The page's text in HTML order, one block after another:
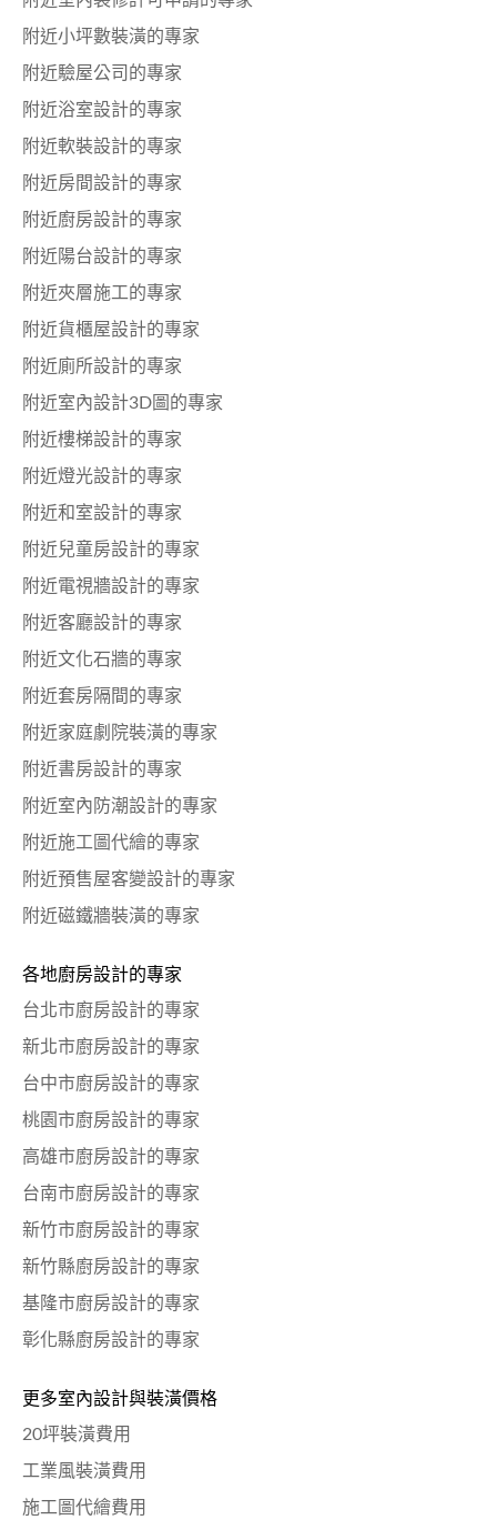
附近小坪數裝潢的專家
附近驗屋公司的專家
附近浴室設計的專家
附近軟裝設計的專家
附近房間設計的專家
附近廚房設計的專家
附近陽台設計的專家
附近夾層施工的專家
附近貨櫃屋設計的專家
附近廁所設計的專家
附近室內設計3D圖的專家
附近樓梯設計的專家
附近燈光設計的專家
附近和室設計的專家
附近兒童房設計的專家
附近電視牆設計的專家
附近客廳設計的專家
附近文化石牆的專家
附近套房隔間的專家
附近家庭劇院裝潢的專家
附近書房設計的專家
附近室內防潮設計的專家
附近施工圖代繪的專家
附近預售屋客變設計的專家
附近磁鐵牆裝潢的專家
各地廚房設計的專家
台北市廚房設計的專家
新北市廚房設計的專家
台中市廚房設計的專家
桃園市廚房設計的專家
高雄市廚房設計的專家
台南市廚房設計的專家
新竹市廚房設計的專家
新竹縣廚房設計的專家
基隆市廚房設計的專家
彰化縣廚房設計的專家
更多室內設計與裝潢價格
20坪裝潢費用
工業風裝潢費用
施工圖代繪費用